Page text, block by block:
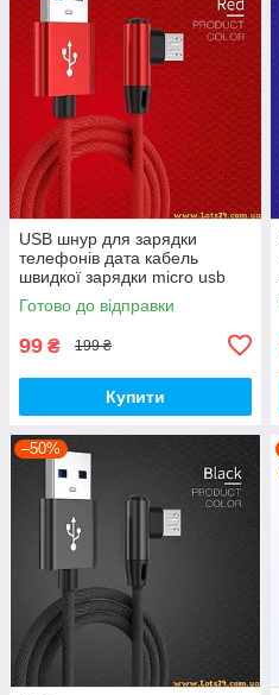
USB шнур для зарядки
телефонів дата кабель
швидкої зарядки micro usb
кабель мікро юсб usb
перехідник подовжувач 90
Готово до відправки
99 ₴ 199 ₴
Купити
–50%